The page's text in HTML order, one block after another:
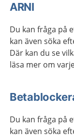
ARNI
Du kan fråga på
kan även söka
Där kan du se
läsa mer om
Du kan fråga på
kan även söka